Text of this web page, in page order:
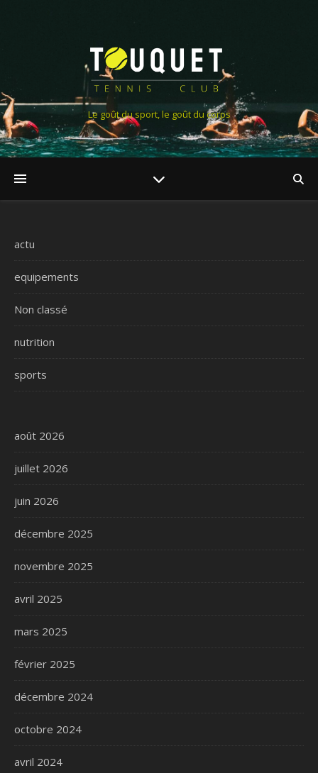
Le goût du sport, le goût du corps
actu
equipements
Non classé
nutrition
sports
août 2026
juillet 2026
juin 2026
décembre 2025
novembre 2025
avril 2025
mars 2025
février 2025
décembre 2024
octobre 2024
avril 2024